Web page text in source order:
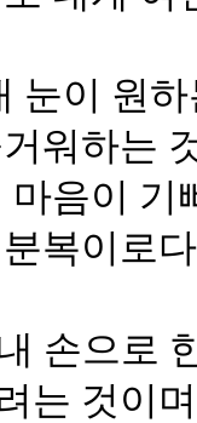
눈이 원
워하는
마음이
복이로다
손으로
는 것이